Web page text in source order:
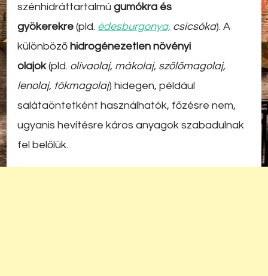
szénhidráttartalmú gumókra és
gyökerekre (pld. édesburgonya, csicsóka). A
különböző hidrogénezetlen növényi
olajok(pld. olívaolaj, mákolaj, szőlőmagolaj,
lenolaj, tökmagolaj) hidegen, például
salátaöntetként használhatók, főzésre nem,
ugyanis hevítésre káros anyagok szabadulnak
fel belőlük.